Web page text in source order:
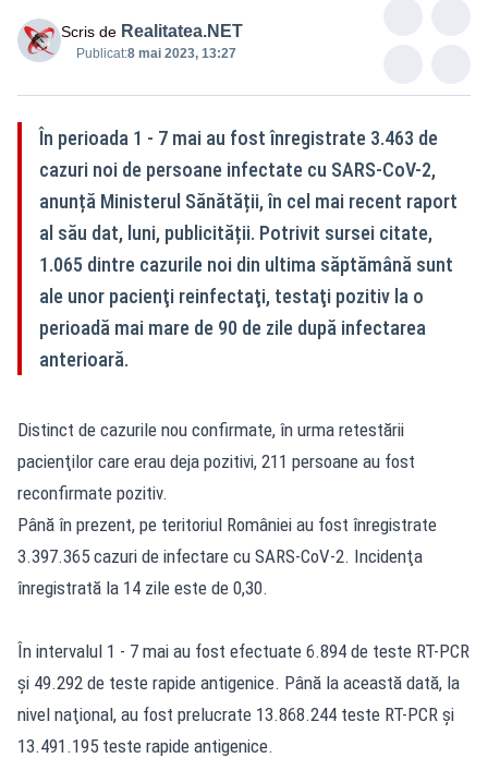
Scris de Realitatea.NET
Publicat:8 mai 2023, 13:27
În perioada 1 - 7 mai au fost înregistrate 3.463 de
cazuri noi de persoane infectate cu SARS-CoV-2,
anunță Ministerul Sănătății, în cel mai recent raport
al său dat, luni, publicității. Potrivit sursei citate,
1.065 dintre cazurile noi din ultima săptămână sunt
ale unor pacienţi reinfectaţi, testaţi pozitiv la o
perioadă mai mare de 90 de zile după infectarea
anterioară.
Distinct de cazurile nou confirmate, în urma retestării
pacienţilor care erau deja pozitivi, 211 persoane au fost
reconfirmate pozitiv.
Până în prezent, pe teritoriul României au fost înregistrate
3.397.365 cazuri de infectare cu SARS-CoV-2. Incidenţa
înregistrată la 14 zile este de 0,30.
În intervalul 1 - 7 mai au fost efectuate 6.894 de teste RT-PCR
şi 49.292 de teste rapide antigenice. Până la această dată, la
nivel naţional, au fost prelucrate 13.868.244 teste RT-PCR şi
13.491.195 teste rapide antigenice.